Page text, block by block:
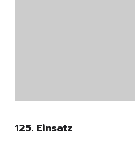
125. Einsatz